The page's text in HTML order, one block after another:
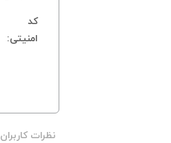
کد
امنیتی:
نظرات کاربران